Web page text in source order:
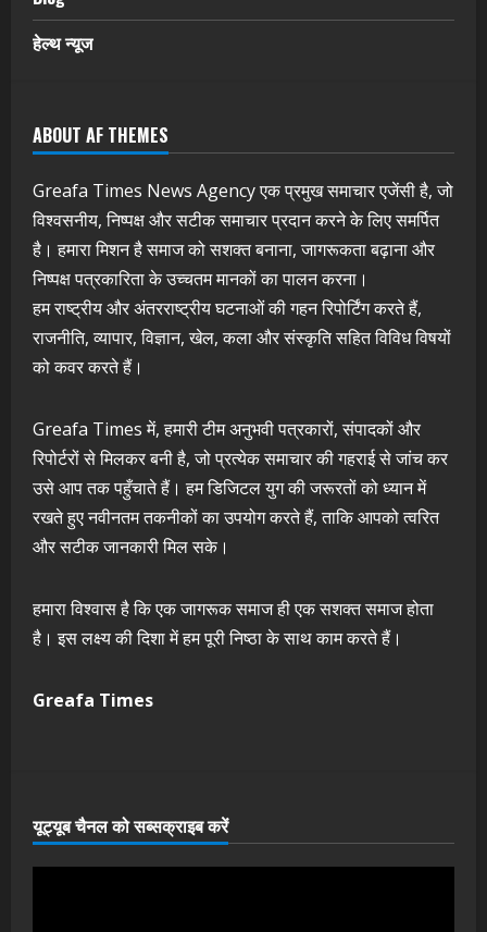
हेल्थ न्यूज
ABOUT AF THEMES
Greafa Times News Agency एक प्रमुख समाचार एजेंसी है, जो
विश्वसनीय, निष्पक्ष और सटीक समाचार प्रदान करने के लिए समर्पित
है। हमारा मिशन है समाज को सशक्त बनाना, जागरूकता बढ़ाना और
निष्पक्ष पत्रकारिता के उच्चतम मानकों का पालन करना।
हम राष्ट्रीय और अंतरराष्ट्रीय घटनाओं की गहन रिपोर्टिंग करते हैं,
राजनीति, व्यापार, विज्ञान, खेल, कला और संस्कृति सहित विविध विषयों
को कवर करते हैं।
Greafa Times में, हमारी टीम अनुभवी पत्रकारों, संपादकों और
रिपोर्टरों से मिलकर बनी है, जो प्रत्येक समाचार की गहराई से जांच कर
उसे आप तक पहुँचाते हैं। हम डिजिटल युग की जरूरतों को ध्यान में
रखते हुए नवीनतम तकनीकों का उपयोग करते हैं, ताकि आपको त्वरित
और सटीक जानकारी मिल सके।
हमारा विश्वास है कि एक जागरूक समाज ही एक सशक्त समाज होता
है। इस लक्ष्य की दिशा में हम पूरी निष्ठा के साथ काम करते हैं।
Greafa Times
यूट्यूब चैनल को सब्सक्राइब करें